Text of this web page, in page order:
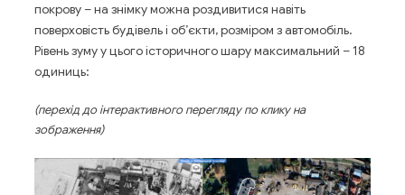
покрову – на знімку можна роздивитися навіть
поверховість будівель і об’єкти, розміром з автомобіль.
Рівень зуму у цього історичного шару максимальний – 18
одиниць:
(перехід до інтерактивного перегляду по клику на
зображення)